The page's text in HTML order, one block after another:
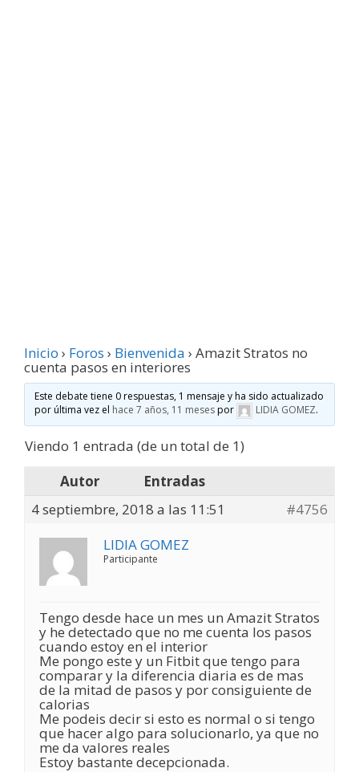
Inicio › Foros › Bienvenida › Amazit Stratos no
cuenta pasos en interiores
Este debate tiene 0 respuestas, 1 mensaje y ha sido actualizado
por última vez el hace 7 años, 11 mesespor LIDIA GOMEZ.
Viendo 1 entrada (de un total de 1)
Autor
Entradas
4 septiembre, 2018 a las 11:51
#4756
LIDIA GOMEZ
Participante
Tengo desde hace un mes un Amazit Stratos
y he detectado que no me cuenta los pasos
cuando estoy en el interior
Me pongo este y un Fitbit que tengo para
comparar y la diferencia diaria es de mas
de la mitad de pasos y por consiguiente de
calorias
Me podeis decir si esto es normal o si tengo
que hacer algo para solucionarlo, ya que no
me da valores reales
Estoy bastante decepcionada.